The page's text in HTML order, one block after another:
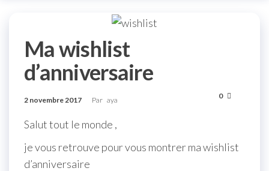
Ma wishlist
d’anniversaire
2 novembre 2017 Par aya 0
Salut tout le monde ,
je vous retrouve pour vous montrer ma wishlist
d’anniversaire